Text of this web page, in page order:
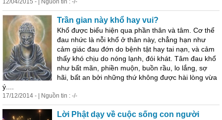
12/04/2015 - | Nguồn tin : -/-
Trần gian này khổ hay vui?
Khổ được biểu hiện qua phần thân và tâm. Cơ thể
đau nhức là nỗi khổ ở thân này, chẳng hạn như
cảm giác đau đớn do bệnh tật hay tai nạn, và cảm
thấy khó chịu do nóng lạnh, đói khát. Tâm đau khổ
như bất mãn, phiền muộn, buồn rầu, lo lắng, sợ
hãi, bất an bởi những thứ không được hài lòng vừa
ý....
17/12/2014 - | Nguồn tin : -/-
Lời Phật dạy về cuộc sống con người